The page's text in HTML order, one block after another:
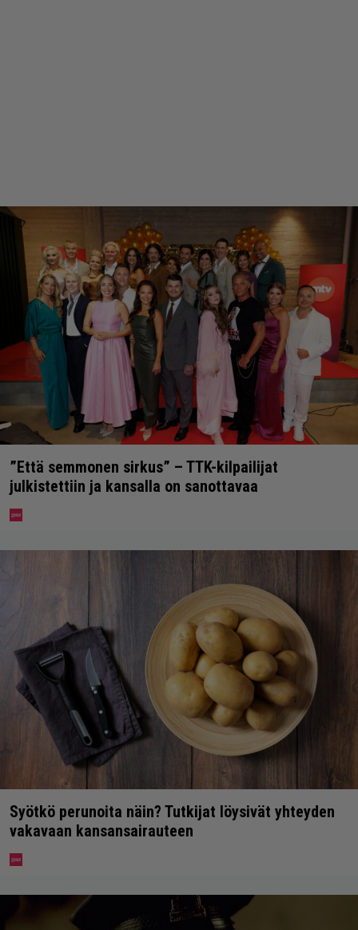
”Että semmonen sirkus” – TTK-kilpailijat
julkistettiin ja kansalla on sanottavaa
Syötkö perunoita näin? Tutkijat löysivät yhteyden
vakavaan kansansairauteen